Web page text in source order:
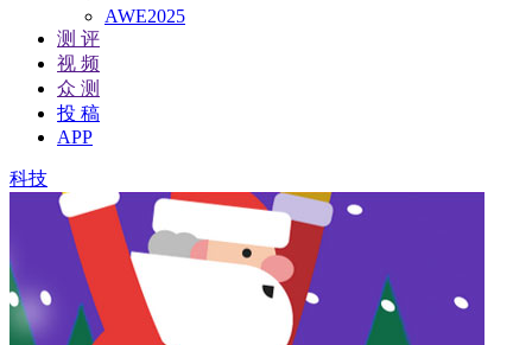
AWE2025
测 评
视 频
众 测
投 稿
APP
科技